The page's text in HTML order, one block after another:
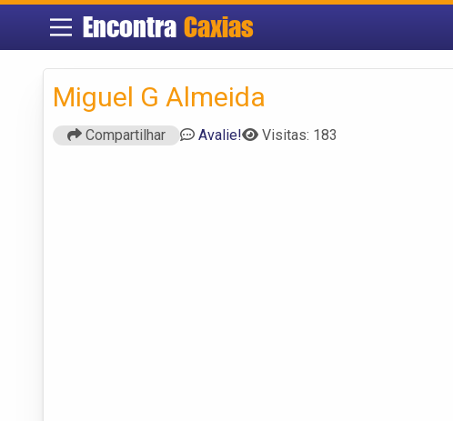
Encontra Caxias
Miguel G Almeida
Compartilhar Avalie! Visitas: 183